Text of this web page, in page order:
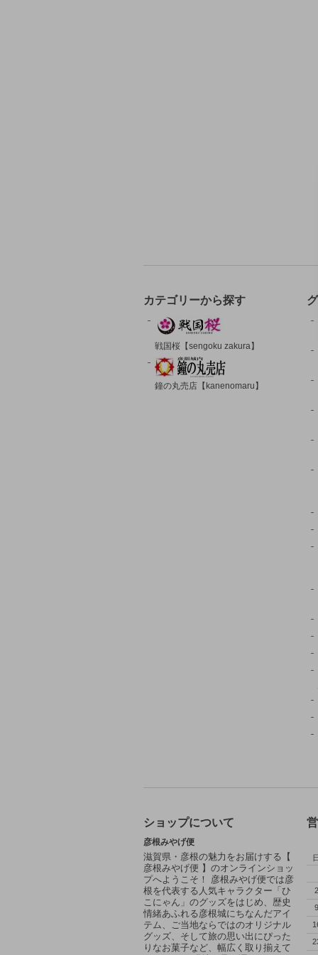
カテゴリーから探す
戦国桜【sengoku zakura】
鐘の丸売店【kanenomaru】
ショップについて
彦根みやげ便
滋賀県・彦根の魅力をお届けする【
彦根みやげ便 】のオンラインショッ
プへようこそ！ 彦根みやげ便では彦
根を代表する人気キャラクター「ひ
こにゃん」のグッズをはじめ、歴史
情緒あふれる彦根城にちなんだアイ
テム、ご当地ならではのオリジナル
グッズ、そして旅の思い出にぴった
りなお菓子など、幅広く取り揃えて
2
9